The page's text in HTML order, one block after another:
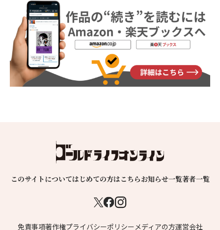
このサイトについてはじめての方はこちらお知らせ一覧著者一覧
免責事項著作権プライバシーポリシーメディアの方運営会社